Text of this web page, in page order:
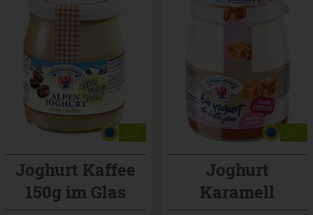
Joghurt Kaffee
150g im Glas
Joghurt
Karamell